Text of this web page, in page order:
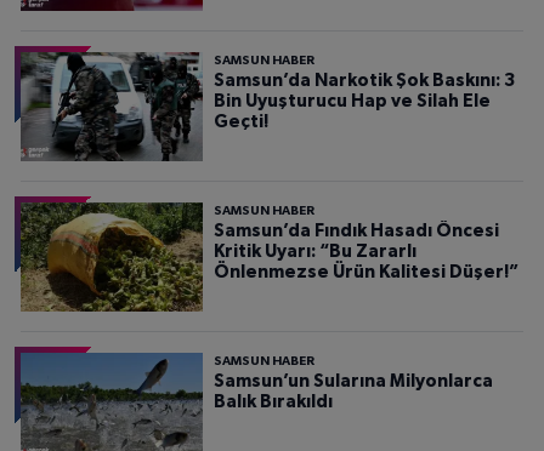
SAMSUN HABER
Samsun’da Narkotik Şok Baskını: 3
Bin Uyuşturucu Hap ve Silah Ele
Geçti!
SAMSUN HABER
Samsun’da Fındık Hasadı Öncesi
Kritik Uyarı: “Bu Zararlı
Önlenmezse Ürün Kalitesi Düşer!”
SAMSUN HABER
Samsun’un Sularına Milyonlarca
Balık Bırakıldı